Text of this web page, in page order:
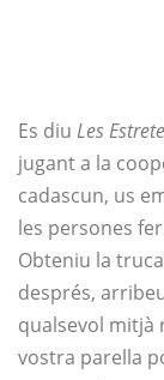
Es diu Les
jugant a la
cadascun, us
les persones
Obteniu la
després,
qualsevol mitjà
vostra parella